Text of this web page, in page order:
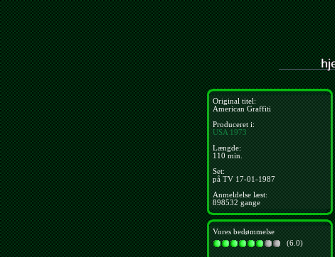
Original titel:
American Graffiti
Produceret i:
USA 1973
Længde:
110 min.
Set:
på TV 17-01-1987
Anmeldelse læst:
898532 gange
Vores bedømmelse
(6.0)